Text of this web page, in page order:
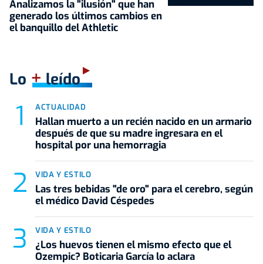
Analizamos la "ilusión" que han
generado los últimos cambios en
el banquillo del Athletic
Lo +leído
ACTUALIDAD
Hallan muerto a un recién nacido en un armario
después de que su madre ingresara en el
hospital por una hemorragia
VIDA Y ESTILO
Las tres bebidas "de oro" para el cerebro, según
el médico David Céspedes
VIDA Y ESTILO
¿Los huevos tienen el mismo efecto que el
Ozempic? Boticaria García lo aclara